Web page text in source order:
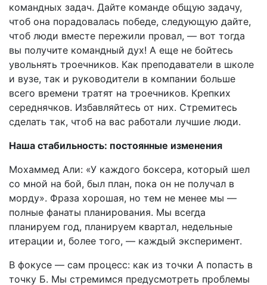
командных задач. Дайте команде общую задачу,
чтоб она порадовалась победе, следующую дайте,
чтоб люди вместе пережили провал, — вот тогда
вы получите командный дух! А еще не бойтесь
увольнять троечников. Как преподаватели в школе
и вузе, так и руководители в компании больше
всего времени тратят на троечников. Крепких
середнячков. Избавляйтесь от них. Стремитесь
сделать так, чтоб на вас работали лучшие люди.
Наша стабильность: постоянные изменения
Мохаммед Али: «У каждого боксера, который шел
со мной на бой, был план, пока он не получал в
морду». Фраза хорошая, но тем не менее мы —
полные фанаты планирования. Мы всегда
планируем год, планируем квартал, недельные
итерации и, более того, — каждый эксперимент.
В фокусе — сам процесс: как из точки А попасть в
точку Б. Мы стремимся предусмотреть проблемы